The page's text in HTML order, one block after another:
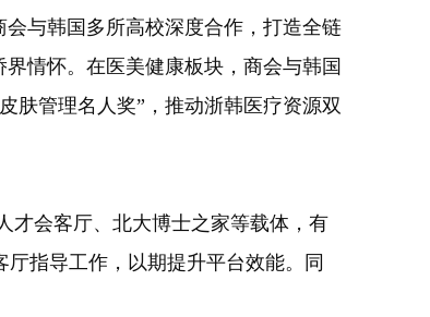
与韩国多所高校深度合作，打造全链
情怀。在医美健康板块，商会与韩国
肤管理名人奖”，推动浙韩医疗资源双
会客厅、北大博士之家等载体，有
指导工作，以期提升平台效能。同